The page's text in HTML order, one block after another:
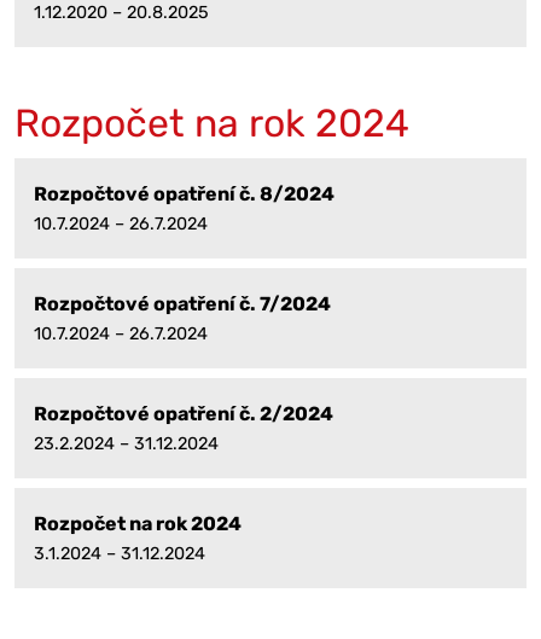
1.12.2020 – 20.8.2025
Rozpočet na rok 2024
Rozpočtové opatření č. 8/2024
10.7.2024 – 26.7.2024
Rozpočtové opatření č. 7/2024
10.7.2024 – 26.7.2024
Rozpočtové opatření č. 2/2024
23.2.2024 – 31.12.2024
Rozpočet na rok 2024
3.1.2024 – 31.12.2024